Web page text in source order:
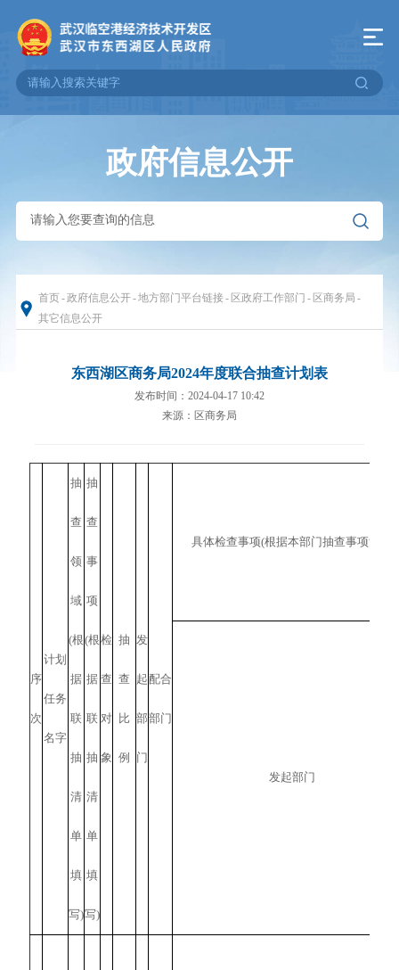
政府信息公开
首页-政府信息公开-地方部门平台链接- 区政府工作部门 - 区商务局 -
其它信息公开
东西湖区商务局2024年度联合抽查计划表
发布时间：2024-04-17 10:42
来源：区商务局
序
次
计划
任务
名字
抽
查
领
域
(根
据
联
抽
清
单
填
写)
抽
查
事
项
(根
据
联
抽
清
单
填
写)
检
查
对
象
抽
查
比
例
发
起
部
门
配合
部门
具体检查事项(根据本部门抽查事项清单
发起部门